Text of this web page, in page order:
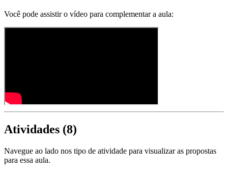
Você pode assistir o vídeo para complementar a aula:
Atividades (8)
Navegue ao lado nos tipo de atividade para visualizar as propostas
para essa aula.